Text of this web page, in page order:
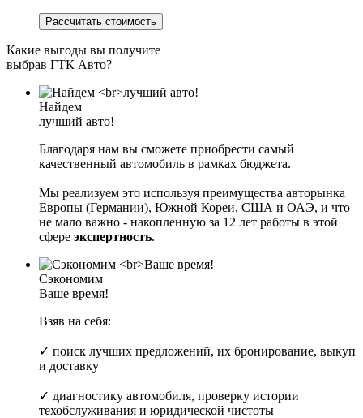
Рассчитать стоимость
Какие выгоды вы получите
выбрав ГТК Авто?
Найдем
лучший авто!
Благодаря нам вы сможете приобрести самый
качественный автомобиль в рамках бюджета.
Мы реализуем это используя преимущества авторынка
Европы (Германии), Южной Кореи, США и ОАЭ, и что
не мало важно - накопленную за 12 лет работы в этой
сфере экспертность.
Сэкономим
Ваше время!
Взяв на себя:
✓ поиск лучших предложений, их бронирование, выкуп
и доставку
✓ диагностику автомобиля, проверку истории
техобслуживания и юридической чистоты